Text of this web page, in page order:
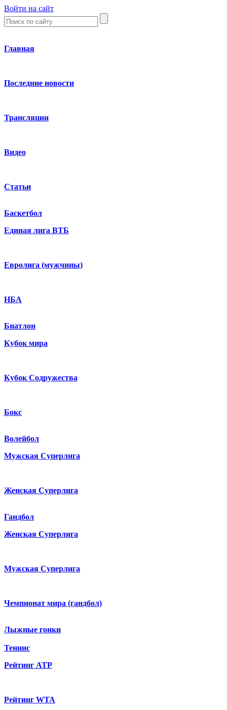
Войти на сайт
Главная
Последние новости
Трансляции
Видео
Статьи
Баскетбол
Единая лига ВТБ
Евролига (мужчины)
НБА
Биатлон
Кубок мира
Кубок Содружества
Бокс
Волейбол
Мужская Суперлига
Женская Суперлига
Гандбол
Женская Суперлига
Мужская Суперлига
Чемпионат мира (гандбол)
Лыжные гонки
Теннис
Рейтинг ATP
Рейтинг WTA